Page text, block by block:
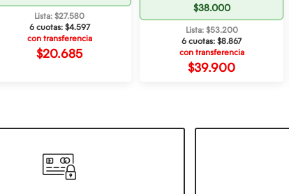
Lista: $27.580
6 cuotas: $4.597
con transferencia
$20.685
$38.000
Lista: $53.200
6 cuotas: $8.867
con transferencia
$39.900